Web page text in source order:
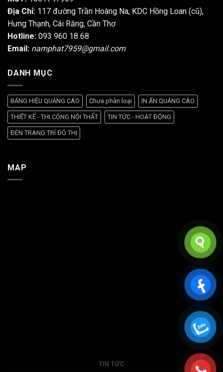
Địa Chỉ: 117 đường Trần Hoàng Na, KDC Hồng Loan (cũ),
Hưng Thạnh, Cái Răng, Cần Thơ
Hotline: 093 960 18 68
Email: namphat7959@gmail.com
DANH MỤC
BẢNG HIỆU QUẢNG CÁO Chưa phân loại IN ẤN QUẢNG CÁO
THIẾT KẾ - THI CÔNG NỘI THẤT TIN TỨC - HOẠT ĐỘNG
ĐÈN TRANG TRÍ ĐÔ THỊ
MAP
TIN TỨC